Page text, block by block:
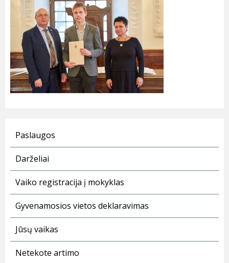
Paslaugos
Darželiai
Vaiko registracija į mokyklas
Gyvenamosios vietos deklaravimas
Jūsų vaikas
Netekote artimo